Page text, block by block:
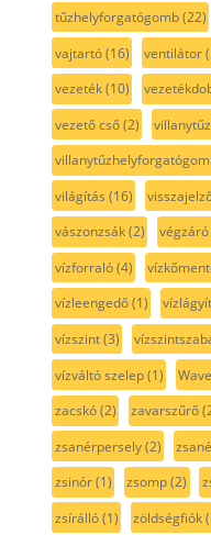
tűzhelyforgatógomb(22)
vajtartó(16) ventilátor
vezeték(10)
vezető cső(2)
világítás (16)
vászonzsák(2) végzáró
vízforraló(4)
vízleengedő(1)
vízszint(3)
vízváltó szelep(1)
zacskó(2) zavarszűrő
zsanérpersely(2)
zsinór(1) zsomp(2)
zsírálló(1) zöldségfiók